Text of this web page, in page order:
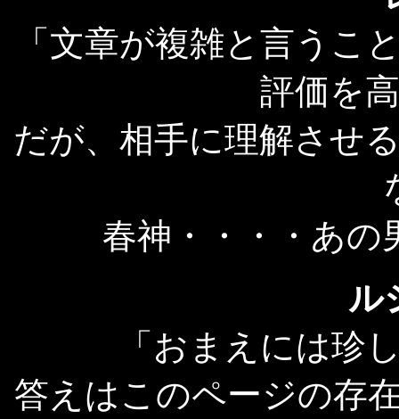
「文章が複雑と言うこ
評価を
だが、相手に理解させ
春神・・・・あの
ル
「おまえには珍
答えはこのページの存